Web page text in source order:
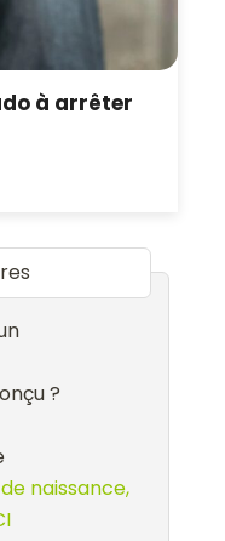
à arrêter
?
naissance,